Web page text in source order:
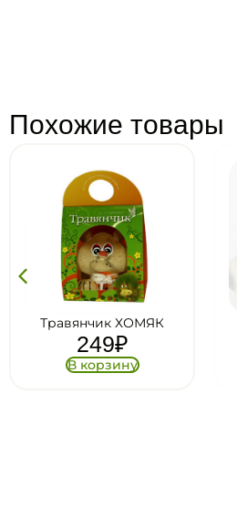
Похожие товары
Травянчик ХОМЯК
249₽
В корзину